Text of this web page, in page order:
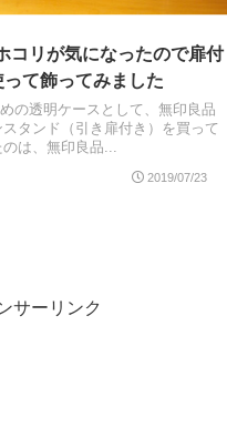
コリが気になったので扉付
て飾ってみました
の透明ケースとして、無印良品
タンド（引き扉付き）を買って
は、無印良品...
2019/07/23
サーリンク